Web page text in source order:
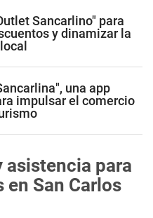
Sancarlino" para
y dinamizar la
una app
impulsar el comercio
para
en San Carlos